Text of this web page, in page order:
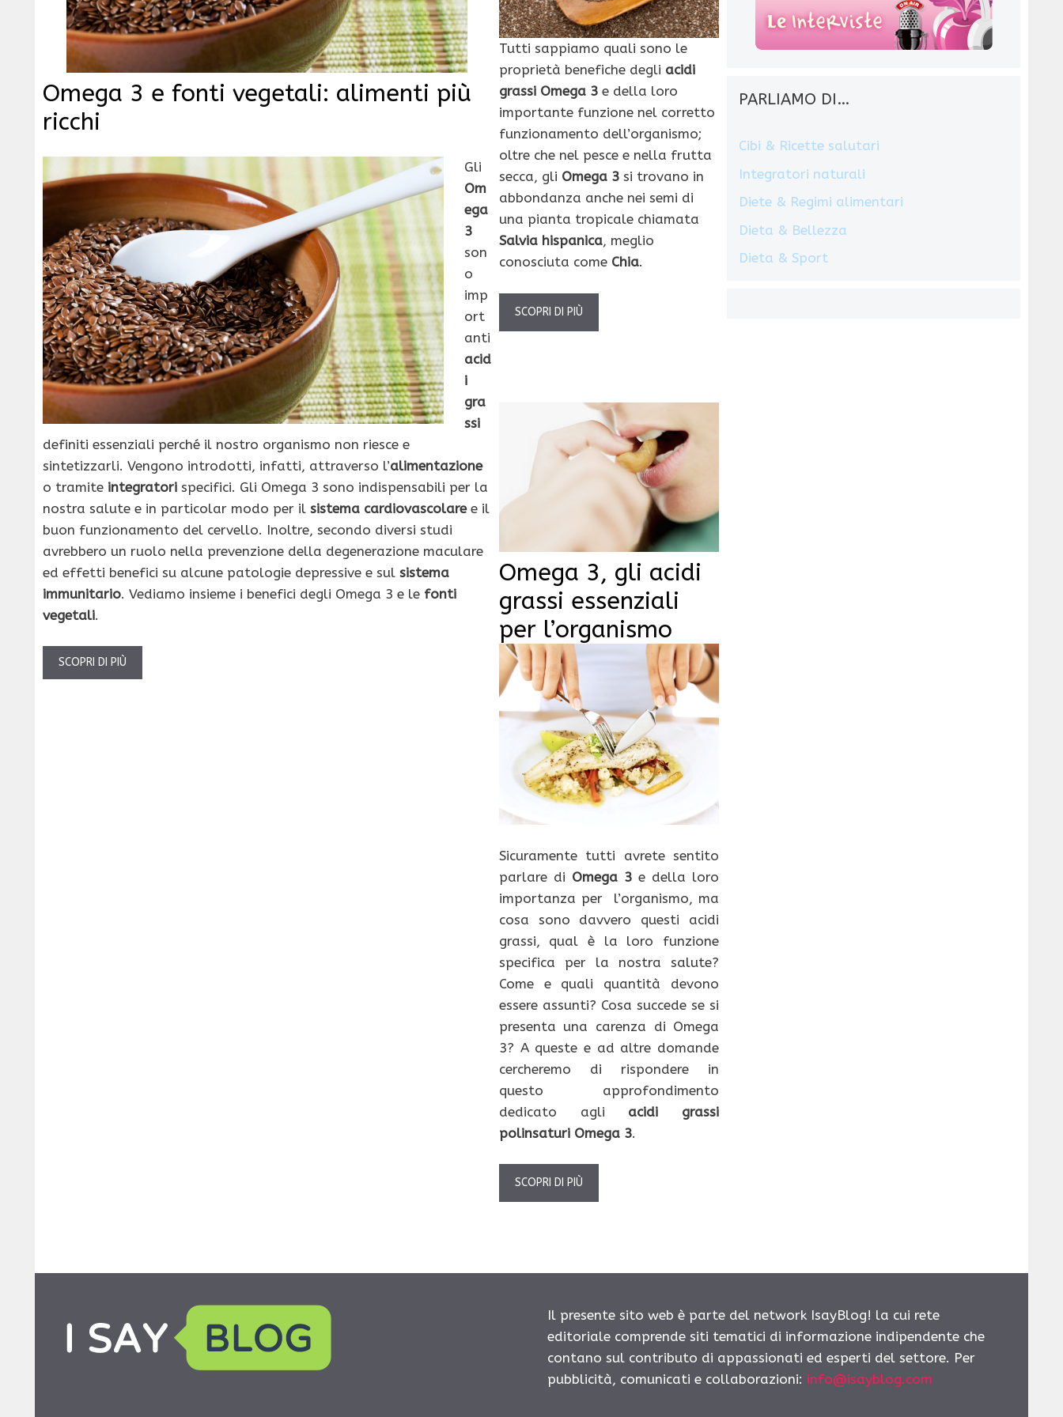
Omega 3 e fonti vegetali: alimenti più
ricchi
Gli
Om
ega
3
son
o
imp
ort
anti
acid
i
gra
ssi
definiti essenziali perché il nostro organismo non riesce e
sintetizzarli. Vengono introdotti, infatti, attraverso l’alimentazione
o tramite integratori specifici. Gli Omega 3 sono indispensabili per la
nostra salute e in particolar modo per il sistema cardiovascolaree il
buon funzionamento del cervello. Inoltre, secondo diversi studi
avrebbero un ruolo nella prevenzione della degenerazione maculare
ed effetti benefici su alcune patologie depressive e sul sistema
immunitario. Vediamo insieme i benefici degli Omega 3 e le fonti
vegetali.
SCOPRI DI PIÙ
Tutti sappiamo quali sono le
proprietà benefiche degli acidi
grassi Omega 3e della loro
importante funzione nel corretto
funzionamento dell’organismo;
oltre che nel pesce e nella frutta
secca, gli Omega 3si trovano in
abbondanza anche nei semi di
una pianta tropicale chiamata
Salvia hispanica, meglio
conosciuta come Chia.
SCOPRI DI PIÙ
Omega 3, gli acidi
grassi essenziali
per l’organismo
Sicuramente tutti avrete sentito
parlare di Omega 3 e della loro
importanza per l’organismo, ma
cosa sono davvero questi acidi
grassi, qual è la loro funzione
specifica per la nostra salute?
Come e quali quantità devono
essere assunti? Cosa succede se si
presenta una carenza di Omega
3? A queste e ad altre domande
cercheremo di rispondere in
questo approfondimento
dedicato agli acidi grassi
polinsaturi Omega 3.
SCOPRI DI PIÙ
PARLIAMO DI…
Cibi & Ricette salutari
Integratori naturali
Diete & Regimi alimentari
Dieta & Bellezza
Dieta & Sport
Il presente sito web è parte del network IsayBlog! la cui rete
editoriale comprende siti tematici di informazione indipendente che
contano sul contributo di appassionati ed esperti del settore. Per
pubblicità, comunicati e collaborazioni: info@isayblog.com